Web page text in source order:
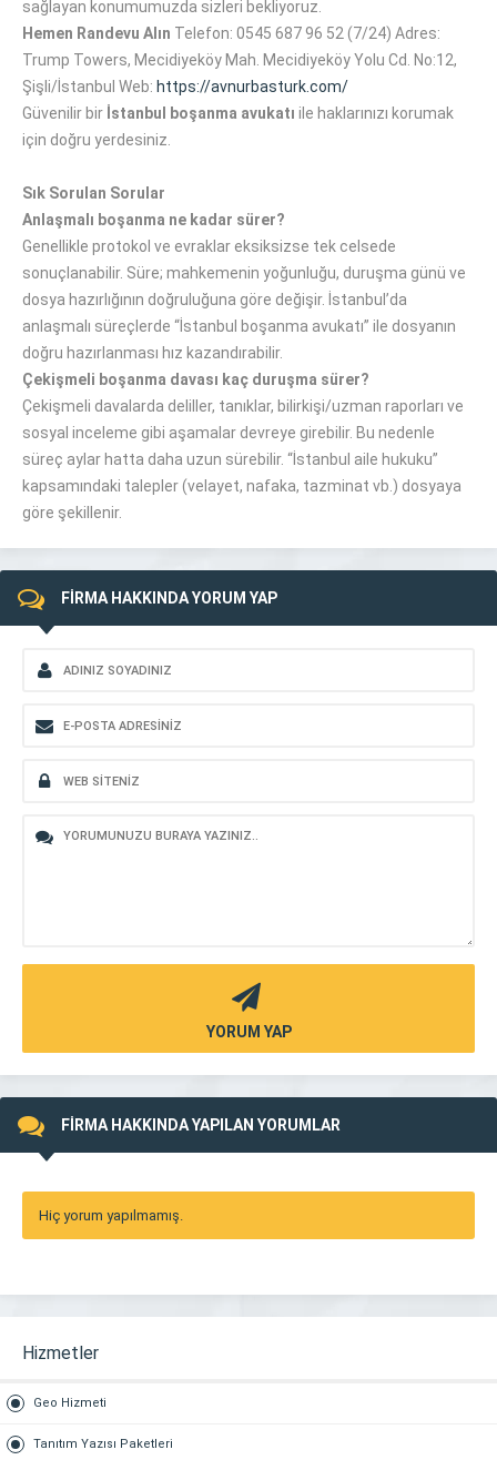
sağlayan konumumuzda sizleri bekliyoruz.
Hemen Randevu Alın Telefon: 0545 687 96 52 (7/24) Adres:
Trump Towers, Mecidiyeköy Mah. Mecidiyeköy Yolu Cd. No:12,
Şişli/İstanbul Web: https://avnurbasturk.com/
Güvenilir bir İstanbul boşanma avukatı ile haklarınızı korumak
için doğru yerdesiniz.
Sık Sorulan Sorular
Anlaşmalı boşanma ne kadar sürer?
Genellikle protokol ve evraklar eksiksizse tek celsede
sonuçlanabilir. Süre; mahkemenin yoğunluğu, duruşma günü ve
dosya hazırlığının doğruluğuna göre değişir. İstanbul’da
anlaşmalı süreçlerde “İstanbul boşanma avukatı” ile dosyanın
doğru hazırlanması hız kazandırabilir.
Çekişmeli boşanma davası kaç duruşma sürer?
Çekişmeli davalarda deliller, tanıklar, bilirkişi/uzman raporları ve
sosyal inceleme gibi aşamalar devreye girebilir. Bu nedenle
süreç aylar hatta daha uzun sürebilir. “İstanbul aile hukuku”
kapsamındaki talepler (velayet, nafaka, tazminat vb.) dosyaya
göre şekillenir.
FİRMA HAKKINDA YORUM YAP
YORUM YAP
FİRMA HAKKINDA YAPILAN YORUMLAR
Hiç yorum yapılmamış.
Hizmetler
Geo Hizmeti
Tanıtım Yazısı Paketleri